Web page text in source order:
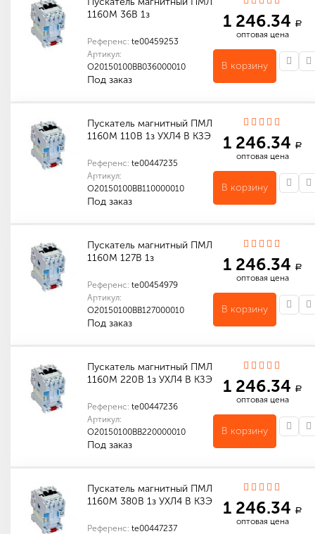
1160М 36В 1з
Референс: te00459253
Артикул:
O20150100ВВ036000010
Под заказ
1 246.34 a
оптовая цена
В корзину
Пускатель магнитный ПМЛ
1160М 110В 1з УХЛ4 В КЗЭ
Референс: te00447235
Артикул:
O20150100ВВ110000010
Под заказ
1 246.34 a
оптовая цена
В корзину
Пускатель магнитный ПМЛ
1160М 127В 1з
Референс: te00454979
Артикул:
O20150100ВВ127000010
Под заказ
1 246.34 a
оптовая цена
В корзину
Пускатель магнитный ПМЛ
1160М 220В 1з УХЛ4 В КЗЭ
Референс: te00447236
Артикул:
O20150100ВВ220000010
Под заказ
1 246.34 a
оптовая цена
В корзину
Пускатель магнитный ПМЛ
1160М 380В 1з УХЛ4 В КЗЭ
Референс: te00447237
1 246.34 a
оптовая цена